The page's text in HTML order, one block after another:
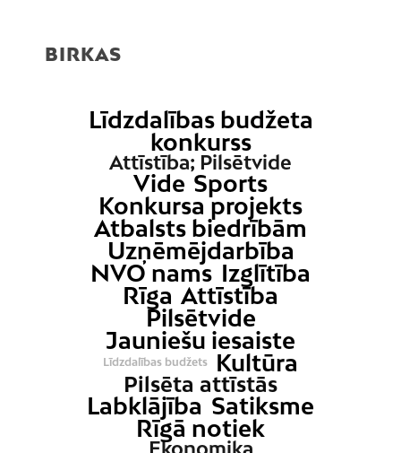
BIRKAS
Līdzdalības budžeta
konkurss
Attīstība; Pilsētvide
Vide Sports
Konkursa projekts
Atbalsts biedrībām
Uzņēmējdarbība
NVO nams Izglītība
Rīga Attīstība
Pilsētvide
Jauniešu iesaiste
Līdzdalības budžets Kultūra
Pilsēta attīstās
Labklājība Satiksme
Rīgā notiek
Ekonomika